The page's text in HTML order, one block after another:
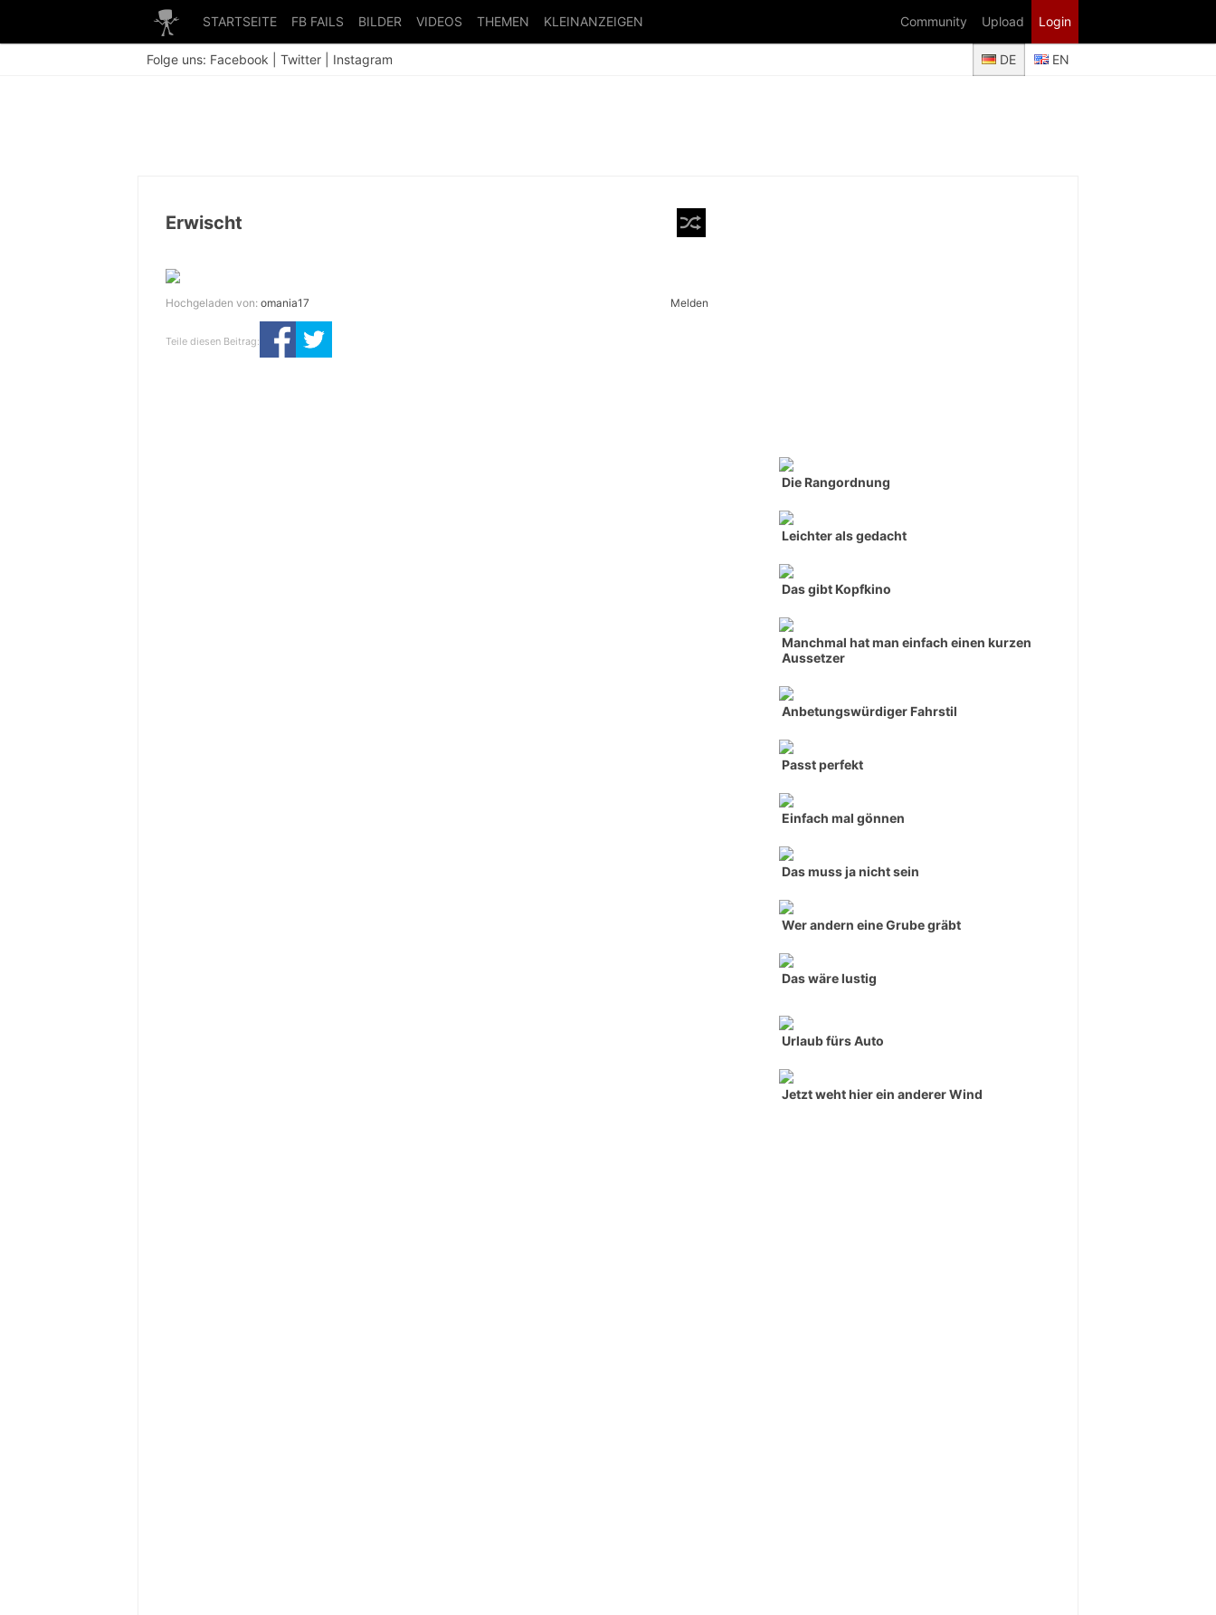
STARTSEITE FB FAILS BILDER VIDEOS THEMEN KLEINANZEIGEN Login
Upload
Community
Folge uns: Facebook Twitter Instagram DE EN
Erwischt
Hochgeladen von: omania17 Melden
Teile diesen Beitrag:
Die Rangordnung
Leichter als gedacht
Das gibt Kopfkino
Manchmal hat man einfach einen kurzen
Aussetzer
Anbetungswürdiger Fahrstil
Passt perfekt
Einfach mal gönnen
Das muss ja nicht sein
Wer andern eine Grube gräbt
Das wäre lustig
Urlaub fürs Auto
Jetzt weht hier ein anderer Wind